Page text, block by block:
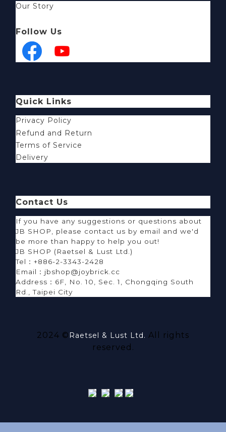
Our Story
Follow Us
Quick Links
Privacy Policy
Refund and Return
Terms of Service
Delivery
Contact Us
If you have any suggestions or questions about
JB SHOP, please contact us by email and we'd
be more than happy to help you out!
JB SHOP (Raetsel & Lust Ltd.)
Tel：+886-2-3343-2428
Email：jbshop@joybrick.cc
Address ： 6F, No. 10, Sec. 1, Chongqing South
Rd., Taipei City
2024 © Raetsel & Lust Ltd. All rights
reserved.